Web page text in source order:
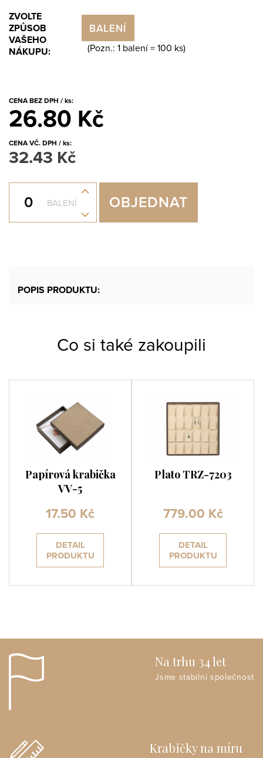
ZVOLTE
ZPŮSOB
VAŠEHO
NÁKUPU:
BALENÍ
(Pozn.: 1 balení = 100 ks)
CENA BEZ DPH / ks:
26.80 Kč
CENA VČ. DPH / ks:
32.43 Kč
BALENÍ
+
-
OBJEDNAT
POPIS PRODUKTU:
Co si také zakoupili
Papírová krabička
VV-5
17.50 Kč
DETAIL
PRODUKTU
Plato TRZ-7203
779.00 Kč
DETAIL
PRODUKTU
Na trhu 34 let
Jsme stabilní společnost
Krabičky na míru